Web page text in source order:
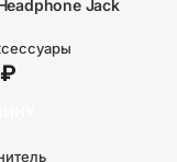
Jack
₽